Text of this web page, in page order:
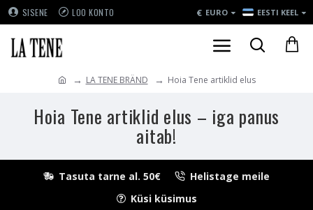
SISENE LOO KONTO € EURO EESTI KEEL
LA TENE BRÄND Hoia Tene artiklid elus
Hoia Tene artiklid elus – iga panus
aitab!
Tasuta tarne al. 50€
Helistage meile
Küsi küsimus